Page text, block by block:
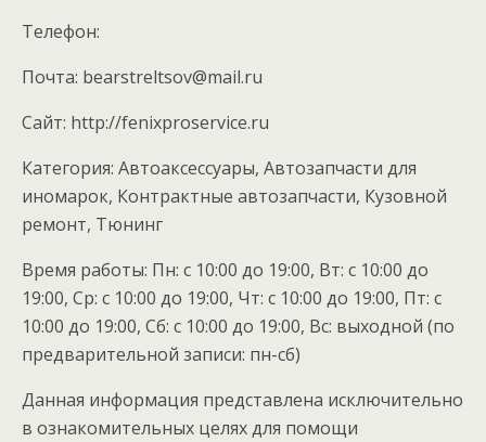
Телефон:
Почта: bearstreltsov@mail.ru
Cайт: http://fenixproservice.ru
Категория: Автоаксессуары, Автозапчасти для
иномарок, Контрактные автозапчасти, Кузовной
ремонт, Тюнинг
Время работы: Пн: с 10:00 до 19:00, Вт: с 10:00 до
19:00, Ср: с 10:00 до 19:00, Чт: с 10:00 до 19:00, Пт: с
10:00 до 19:00, Сб: с 10:00 до 19:00, Вс: выходной (по
предварительной записи: пн-сб)
Данная информация представлена исключительно
в ознакомительных целях для помощи